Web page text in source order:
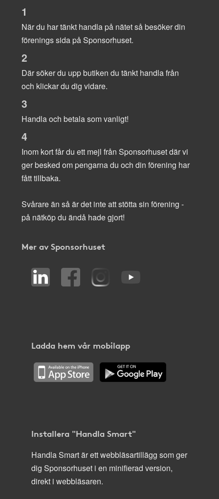
1
När du har tänkt handla på nätet så besöker din
förenings sida på Sponsorhuset.
2
Där söker du upp butiken du tänkt handla från
och klickar du dig vidare.
3
Handla och betala som vanligt!
4
Inom kort får du ett mejl från Sponsorhuset där vi
ger besked om pengarna du och din förening har
fått tillbaka.
Svårare än så är det inte att stötta sin förening -
på nätköp du ändå hade gjort!
Mer av Sponsorhuset
Ladda hem vår mobilapp
Installera "Handla Smart"
Handla Smart är ett webbläsartillägg som ger
dig Sponsorhuset i en minifierad version,
direkt i webbläsaren.